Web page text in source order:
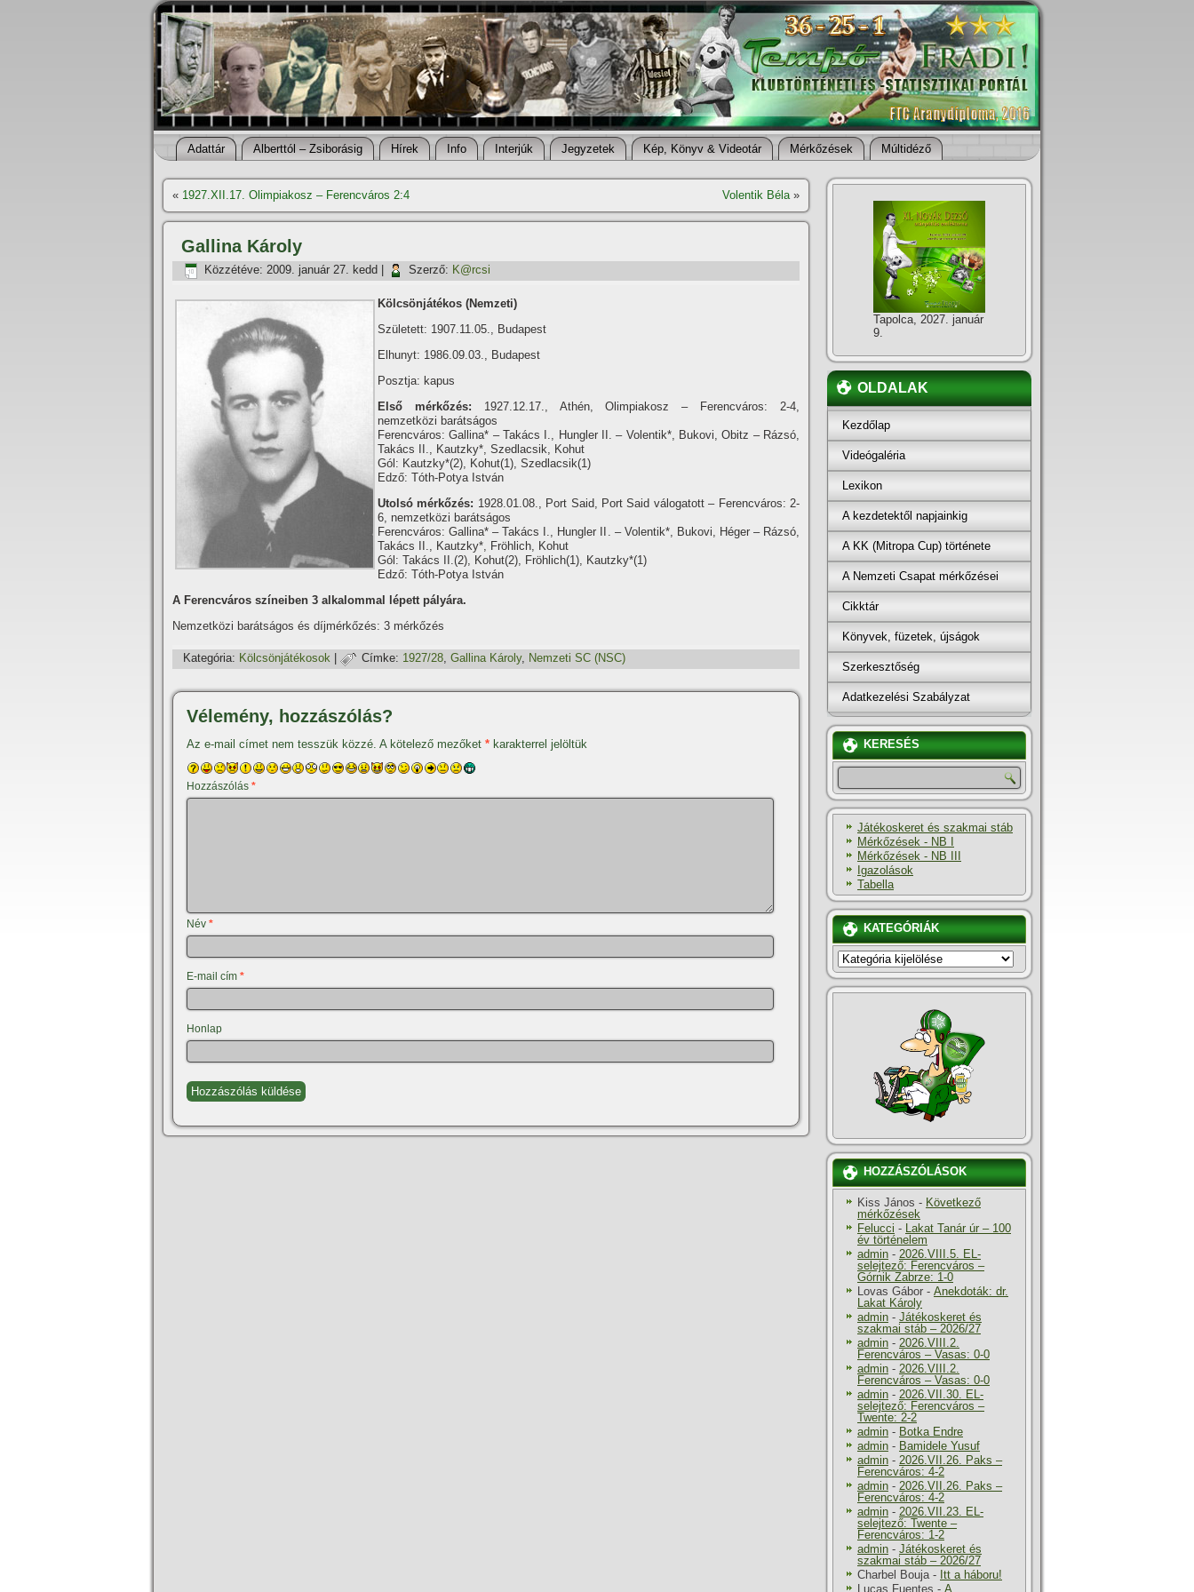
Adattár Alberttól – Zsiborásig Hí­rek Info Interjúk Jegyzetek Kép, Könyv & Videotár Mérkőzések Múltidéző
« 1927.XII.17. Olimpiakosz – Ferencváros 2:4 Volentik Béla»
Gallina Károly
Közzétéve: 2009. január 27. kedd Szerző: K@rcsi
Kölcsönjátékos (Nemzeti)
Született: 1907.11.05., Budapest
Elhunyt: 1986.09.03., Budapest
Posztja: kapus
Első mérkőzés: 1927.12.17., Athén, Olimpiakosz – Ferencváros: 2-4,
nemzetközi barátságos
Ferencváros: Gallina* – Takács I., Hungler II. – Volentik*, Bukovi, Obitz – Rázsó,
Takács II., Kautzky*, Szedlacsik, Kohut
Gól: Kautzky*(2), Kohut(1), Szedlacsik(1)
Edző: Tóth-Potya István
Utolsó mérkőzés: 1928.01.08., Port Said, Port Said válogatott – Ferencváros: 2-
6, nemzetközi barátságos
Ferencváros: Gallina* – Takács I., Hungler II. – Volentik*, Bukovi, Héger – Rázsó,
Takács II., Kautzky*, Fröhlich, Kohut
Gól: Takács II.(2), Kohut(2), Fröhlich(1), Kautzky*(1)
Edző: Tóth-Potya István
A Ferencváros szí­neiben 3 alkalommal lépett pályára.
Nemzetközi barátságos és dí­jmérkőzés: 3 mérkőzés
Kategória: Kölcsönjátékosok Címke: 1927/28, Gallina Károly, Nemzeti SC (NSC)
Vélemény, hozzászólás?
Az e-mail címet nem tesszük közzé. A kötelező mezőket * karakterrel jelöltük
Hozzászólás *
Név *
E-mail cím *
Honlap
Tapolca, 2027. január
9.
OLDALAK
Kezdőlap
Videógaléria
Lexikon
A kezdetektől napjainkig
A KK (Mitropa Cup) története
A Nemzeti Csapat mérkőzései
Cikktár
Könyvek, füzetek, újságok
Szerkesztőség
Adatkezelési Szabályzat
KERESÉS
Játékoskeret és szakmai stáb
Mérkőzések - NB I
Mérkőzések - NB III
Igazolások
Tabella
KATEGÓRIÁK
KATEGÓRIÁK
HOZZÁSZÓLÁSOK
Kiss János - Következő
mérkőzések
Felucci - Lakat Tanár úr – 100
év történelem
admin - 2026.VIII.5. EL-
selejtező: Ferencváros –
Górnik Zabrze: 1-0
Lovas Gábor - Anekdoták: dr.
Lakat Károly
admin - Játékoskeret és
szakmai stáb – 2026/27
admin - 2026.VIII.2.
Ferencváros – Vasas: 0-0
admin - 2026.VIII.2.
Ferencváros – Vasas: 0-0
admin - 2026.VII.30. EL-
selejtező: Ferencváros –
Twente: 2-2
admin - Botka Endre
admin - Bamidele Yusuf
admin - 2026.VII.26. Paks –
Ferencváros: 4-2
admin - 2026.VII.26. Paks –
Ferencváros: 4-2
admin - 2026.VII.23. EL-
selejtező: Twente –
Ferencváros: 1-2
admin - Játékoskeret és
szakmai stáb – 2026/27
Charbel Bouja- Itt a háboru!
Lucas Fuentes - A